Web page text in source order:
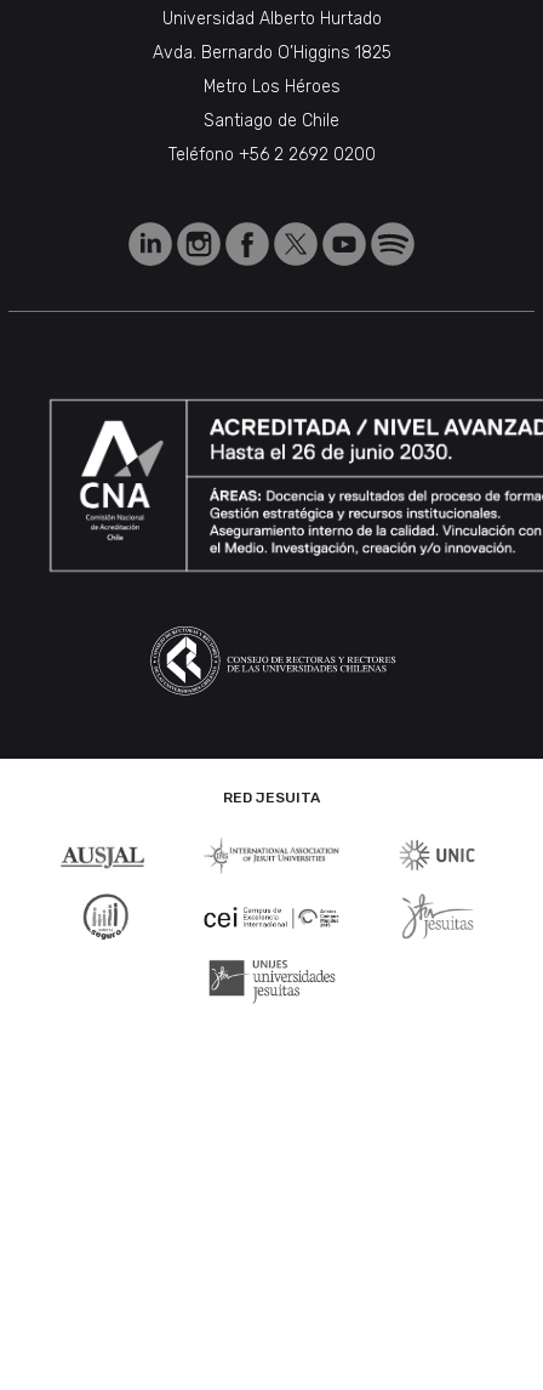
Universidad Alberto Hurtado
Avda. Bernardo O’Higgins 1825
Metro Los Héroes
Santiago de Chile
Teléfono +56 2 2692 0200
RED JESUITA